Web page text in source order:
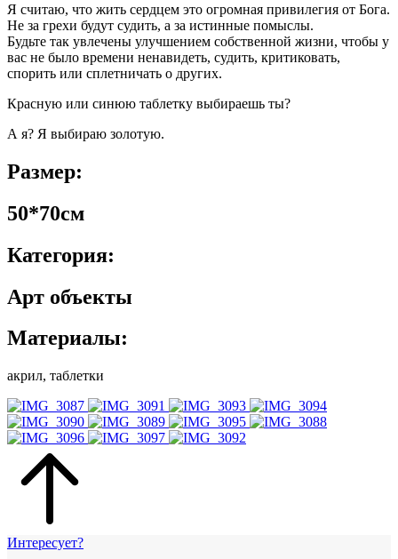
Я считаю, что жить сердцем это огромная привилегия от Бога.
Не за грехи будут судить, а за истинные помыслы.
Будьте так увлечены улучшением собственной жизни, чтобы у
вас не было времени ненавидеть, судить, критиковать,
спорить или сплетничать о других.
Красную или синюю таблетку выбираешь ты?
А я? Я выбираю золотую.
Размер:
50*70см
Категория:
Арт объекты
Материалы:
акрил, таблетки
Интересует?